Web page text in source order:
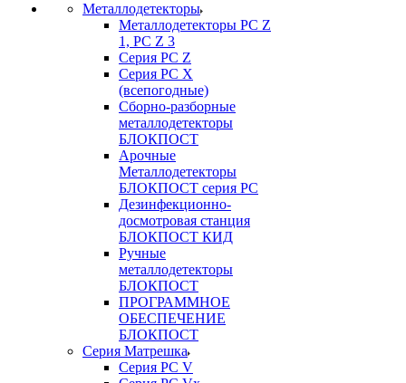
Металлодетекторы
Металлодетекторы РС Z
1, PC Z 3
Серия РС Z
Серия РС X
(всепогодные)
Сборно-разборные
металлодетекторы
БЛОКПОСТ
Арочные
Металлодетекторы
БЛОКПОСТ серия РС
Дезинфекционно-
досмотровая станция
БЛОКПОСТ КИД
Ручные
металлодетекторы
БЛОКПОСТ
ПРОГРАММНОЕ
ОБЕСПЕЧЕНИЕ
БЛОКПОСТ
Серия Матрешка
Серия PC V